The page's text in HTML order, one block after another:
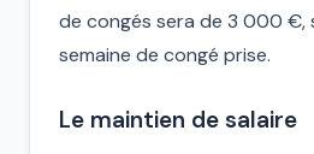
de congés sera de 3 000
semaine de congé prise.
Le maintien de salaire